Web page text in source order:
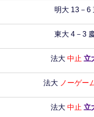
明大 13 －6
東大 4 －3
法大 中止 立
法大 ノーゲー
法大 中止 立